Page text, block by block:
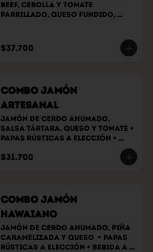
beef, cebolla y tomate
parrillado, queso fundido,
elección.
$37.700
Combo Jamón
Artesanal
Jamón de cerdo ahumado,
salsa tártara, queso y tomate +
papas rústicas a elección +
$31.700
Combo Jamón
Hawaiano
Jamón de cerdo ahumado, piña
caramelizada y queso  + papas
rústicas a elección + bebida a